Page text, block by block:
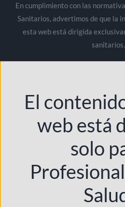
En cumplimiento con las
Sanitarios, advertimos de que la
esta web está dirigida
sanitarios.
El
web está
solo